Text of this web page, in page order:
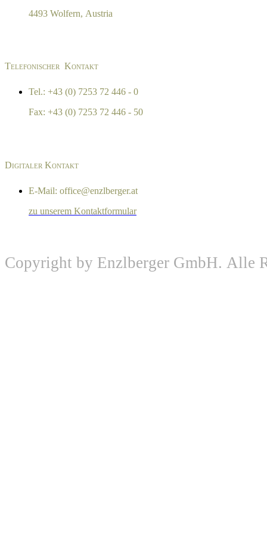
4493 Wolfern, Austria
Telefonischer Kontakt
Tel.: +43 (0) 7253 72 446 - 0
Fax: +43 (0) 7253 72 446 - 50
Digitaler Kontakt
E-Mail: office@enzlberger.at
zu unserem Kontaktformular
Copyright by Enzlberger GmbH. Alle